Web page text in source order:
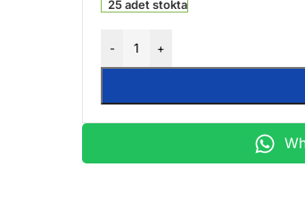
25 adet stokta
- +